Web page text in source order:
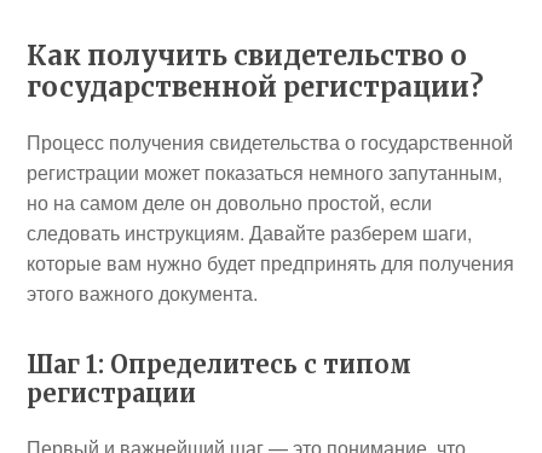
Как получить свидетельство о
государственной регистрации?
Процесс получения свидетельства о государственной
регистрации может показаться немного запутанным,
но на самом деле он довольно простой, если
следовать инструкциям. Давайте разберем шаги,
которые вам нужно будет предпринять для получения
этого важного документа.
Шаг 1: Определитесь с типом
регистрации